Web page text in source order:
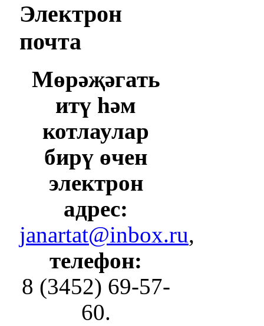
Электрон
почта
Мөрәҗәгать
итү һәм
котлаулар
бирү өчен
электрон
адрес:
janartat@inbox.ru,
телефон:
8 (3452) 69-57-
60.